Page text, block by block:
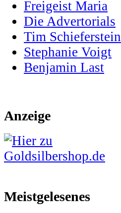
Freigeist Maria
Die Advertorials
Tim Schieferstein
Stephanie Voigt
Benjamin Last
Anzeige
Meistgelesenes